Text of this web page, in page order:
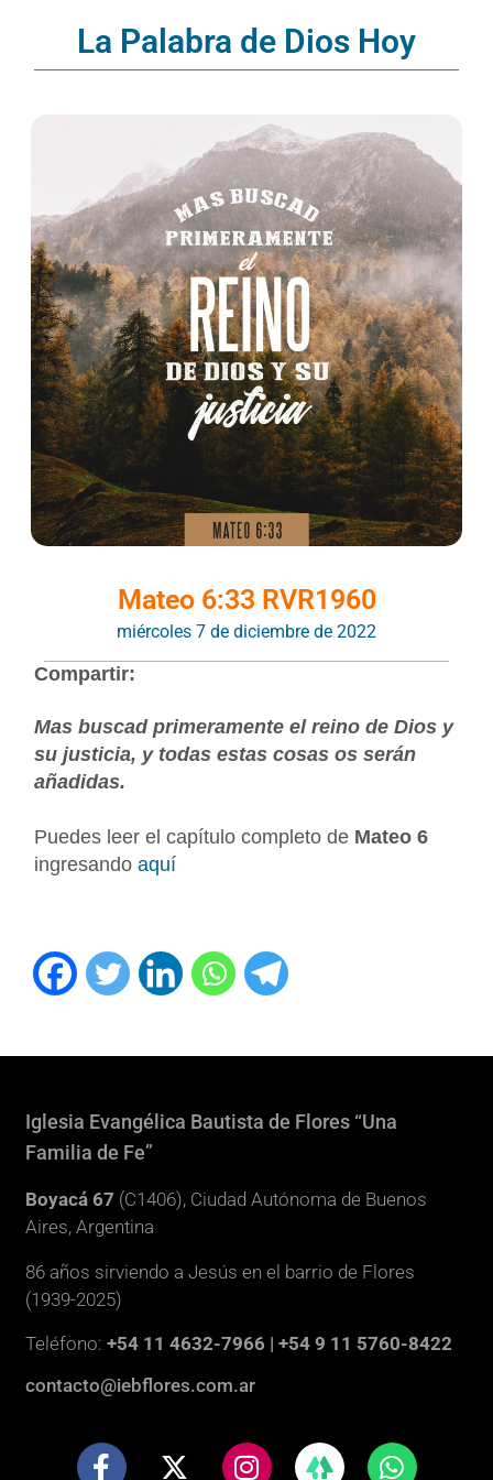
La Palabra de Dios Hoy
Mateo 6:33 RVR1960
miércoles 7 de diciembre de 2022
Compartir:
Mas buscad primeramente el reino de Dios y
su justicia, y todas estas cosas os serán
añadidas.
Puedes leer el capítulo completo de Mateo 6
ingresandoaquí
Iglesia Evangélica Bautista de Flores “Una
Familia de Fe”
Boyacá 67 (C1406), Ciudad Autónoma de Buenos
Aires, Argentina
86 años sirviendo a Jesús en el barrio de Flores
(1939-2025)
Teléfono:+54 11 4632-7966 | +54 9 11 5760-8422
contacto@iebflores.com.ar
F
X
I
W